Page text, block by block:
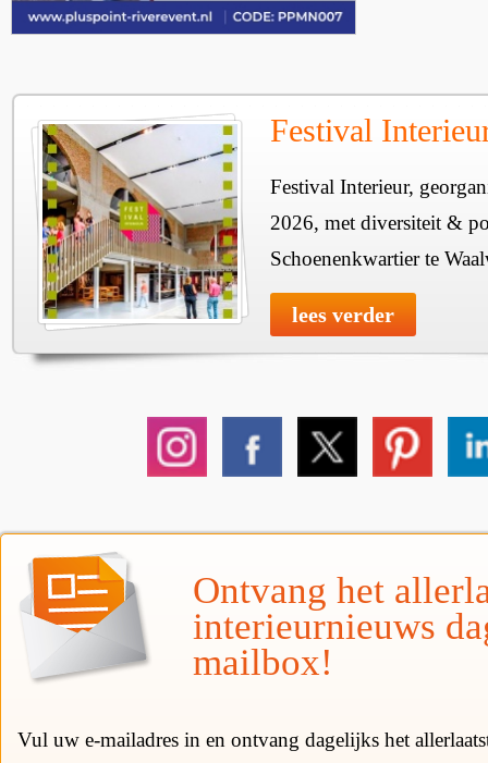
Festival
Festival Interieur,
2026, met diversiteit &
Schoenenkwartier te
lees verder
Ontvang het
interieurnieuws
mailbox!
Vul uw e-mailadres in en ontvang dagelijks het